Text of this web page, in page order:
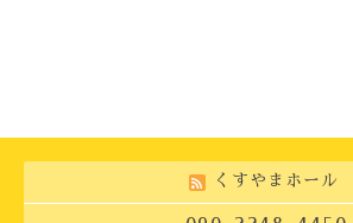
くすやまホール